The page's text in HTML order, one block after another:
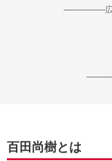
百田尚樹とは